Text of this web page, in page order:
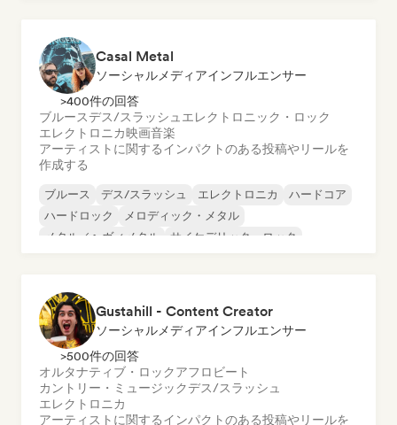
Casal Metal
ソーシャルメディアインフルエンサー
>400件の回答
ブルースデス/スラッシュ エレクトロニック・ロック
エレクトロニカ映画音楽
アーティストに関するインパクトのある投稿やリールを
作成する
ブルース デス/スラッシュ エレクトロニカ
ハードコア
ハードロック
メロディック・メタル
メタル／ヘヴィメタル
サイケデリック・ロック
Gustahill - Content Creator
ソーシャルメディアインフルエンサー
>500件の回答
オルタナティブ・ロックアフロビート
カントリー・ミュージックデス/スラッシュ
エレクトロニカ
アーティストに関するインパクトのある投稿やリールを